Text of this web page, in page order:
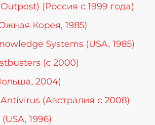
(Россия с 1999 года)
Корея, 1985)
Systems (USA, 1985)
(с 2000)
2004)
(Австралия с 2008)
1996)